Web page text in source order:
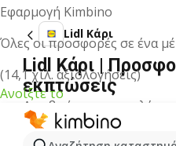
Εφαρμογή Kimbino
Όλες οι προσφορές σε ένα
(14,1 χιλ. αξιολογήσεις)
Ανοίξτε το
Lidl Κάρι
Lidl Κάρι |
εκπτώσεις
Δεν βρήκαμε
Άλλα προϊόντα